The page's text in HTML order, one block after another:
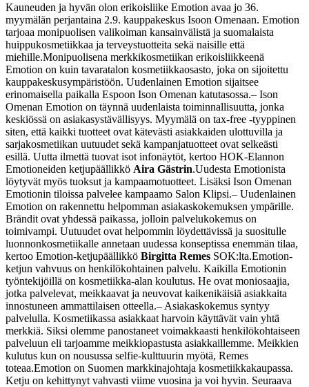
Kauneuden ja hyvän olon erikoisliike Emotion avaa jo 36.
myymälän perjantaina 2.9. kauppakeskus Isoon Omenaan. Emotion
tarjoaa monipuolisen valikoiman kansainvälistä ja suomalaista
huippukosmetiikkaa ja terveystuotteita sekä naisille että
miehille.Monipuolisena merkkikosmetiikan erikoisliikkeenä
Emotion on kuin tavaratalon kosmetiikkaosasto, joka on sijoitettu
kauppakeskusympäristöön. Uudenlainen Emotion sijaitsee
erinomaisella paikalla Espoon Ison Omenan katutasossa.– Ison
Omenan Emotion on täynnä uudenlaista toiminnallisuutta, jonka
keskiössä on asiakasystävällisyys. Myymälä on tax-free -tyyppinen
siten, että kaikki tuotteet ovat kätevästi asiakkaiden ulottuvilla ja
sarjakosmetiikan uutuudet sekä kampanjatuotteet ovat selkeästi
esillä. Uutta ilmettä tuovat isot infonäytöt, kertoo HOK-Elannon
Emotioneiden ketjupäällikkö Aira Gästrin.Uudesta Emotionista
löytyvät myös tuoksut ja kampaamotuotteet. Lisäksi Ison Omenan
Emotionin tiloissa palvelee kampaamo Salon Klipsi.– Uudenlainen
Emotion on rakennettu helpomman asiakaskokemuksen ympärille.
Brändit ovat yhdessä paikassa, jolloin palvelukokemus on
toimivampi. Uutuudet ovat helpommin löydettävissä ja suositulle
luonnonkosmetiikalle annetaan uudessa konseptissa enemmän tilaa,
kertoo Emotion-ketjupäällikkö Birgitta Remes SOK:lta.Emotion-
ketjun vahvuus on henkilökohtainen palvelu. Kaikilla Emotionin
työntekijöillä on kosmetiikka-alan koulutus. He ovat moniosaajia,
jotka palvelevat, meikkaavat ja neuvovat kaikenikäisiä asiakkaita
innostuneen ammattilaisen otteella.– Asiakaskokemus syntyy
palvelulla. Kosmetiikassa asiakkaat harvoin käyttävät vain yhtä
merkkiä. Siksi olemme panostaneet voimakkaasti henkilökohtaiseen
palveluun eli tarjoamme meikkiopastusta asiakkaillemme. Meikkien
kulutus kun on nousussa selfie-kulttuurin myötä, Remes
toteaa.Emotion on Suomen markkinajohtaja kosmetiikkakaupassa.
Ketju on kehittynyt vahvasti viime vuosina ja voi hyvin. Seuraava